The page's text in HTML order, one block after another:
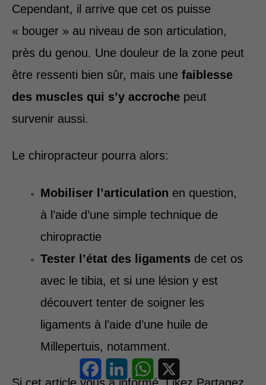
Cependant, il arrive que cet os puisse
« bouger » au niveau de son articulation,
près du genou. Une douleur de la zone peut
être ressenti bien sûr, mais une faiblesse
des muscles qui s’y accroche peut
survenir aussi.
Le chiropracteur pourra alors:
Mobiliser l’articulation en question,
à l’aide d’une simple technique de
chiropractie
Tester l’état des ligaments de cet os
avec le tibia, et si une lésion y est
découvert tenter de soigner les
ligaments à l’aide d’une huile de
Millepertuis, notamment.
FacebookLinkedInWhatsApp
X